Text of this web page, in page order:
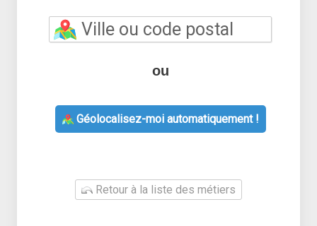
ou
Géolocalisez-moi automatiquement !
Retour à la liste des métiers